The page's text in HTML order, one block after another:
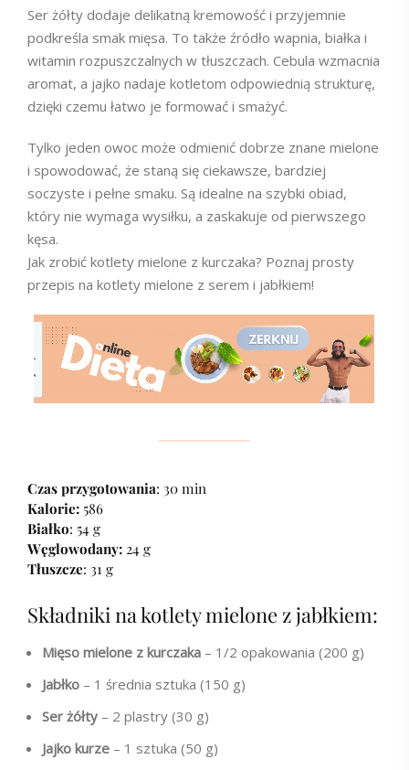
Ser żółty dodaje delikatną kremowość i przyjemnie
podkreśla smak mięsa. To także źródło wapnia, białka i
witamin rozpuszczalnych w tłuszczach. Cebula wzmacnia
aromat, a jajko nadaje kotletom odpowiednią strukturę,
dzięki czemu łatwo je formować i smażyć.
Tylko jeden owoc może odmienić dobrze znane mielone
i spowodować, że staną się ciekawsze, bardziej
soczyste i pełne smaku. Są idealne na szybki obiad,
który nie wymaga wysiłku, a zaskakuje od pierwszego
kęsa.
Jak zrobić kotlety mielone z kurczaka? Poznaj prosty
przepis na kotlety mielone z serem i jabłkiem!
Czas przygotowania: 30 min
Kalorie: 586
Białko: 54 g
Węglowodany: 24 g
Tłuszcze: 31 g
Składniki na kotlety mielone z jabłkiem:
Mięso mielone z kurczaka – 1/2 opakowania (200 g)
Jabłko – 1 średnia sztuka (150 g)
Ser żółty – 2 plastry (30 g)
Jajko kurze – 1 sztuka (50 g)